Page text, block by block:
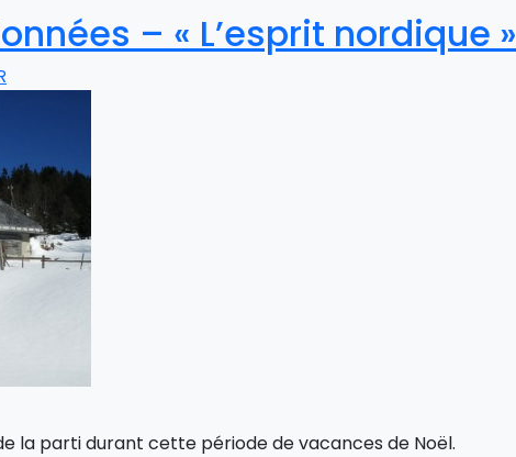
– « L’esprit nordique »
la parti durant cette période de vacances de Noël.